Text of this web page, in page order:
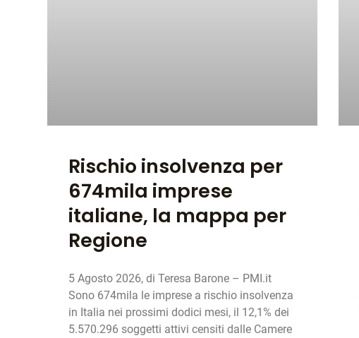
Rischio insolvenza per
674mila imprese
italiane, la mappa per
Regione
5 Agosto 2026, di Teresa Barone – PMI.it
Sono 674mila le imprese a rischio insolvenza
in Italia nei prossimi dodici mesi, il 12,1% dei
5.570.296 soggetti attivi censiti dalle Camere